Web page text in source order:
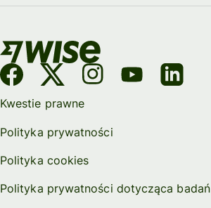
Kwestie prawne
Polityka prywatności
Polityka cookies
Polityka prywatności dotycząca badań